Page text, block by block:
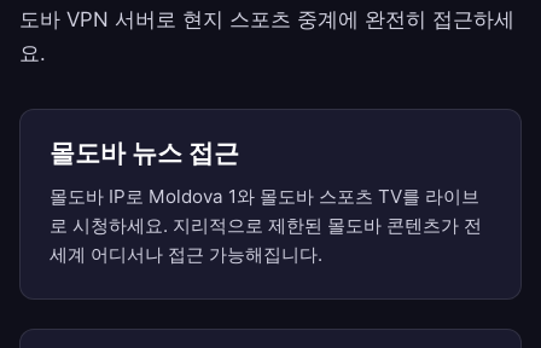
도바 VPN 서버로 현지 스포츠 중계에 완전히 접근하세
요.
몰도바 뉴스 접근
몰도바 IP로 Moldova 1와 몰도바 스포츠 TV를 라이브
로 시청하세요. 지리적으로 제한된 몰도바 콘텐츠가 전
세계 어디서나 접근 가능해집니다.